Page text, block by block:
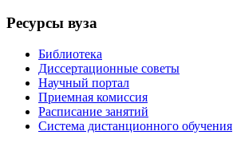
Ресурсы вуза
Библиотека
Диссертационные советы
Научный портал
Приемная комиссия
Расписание занятий
Система дистанционного обучения